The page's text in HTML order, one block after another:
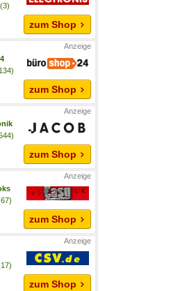
(3)
zum Shop
zum Shop
zum Shop
zum Shop
zum Shop